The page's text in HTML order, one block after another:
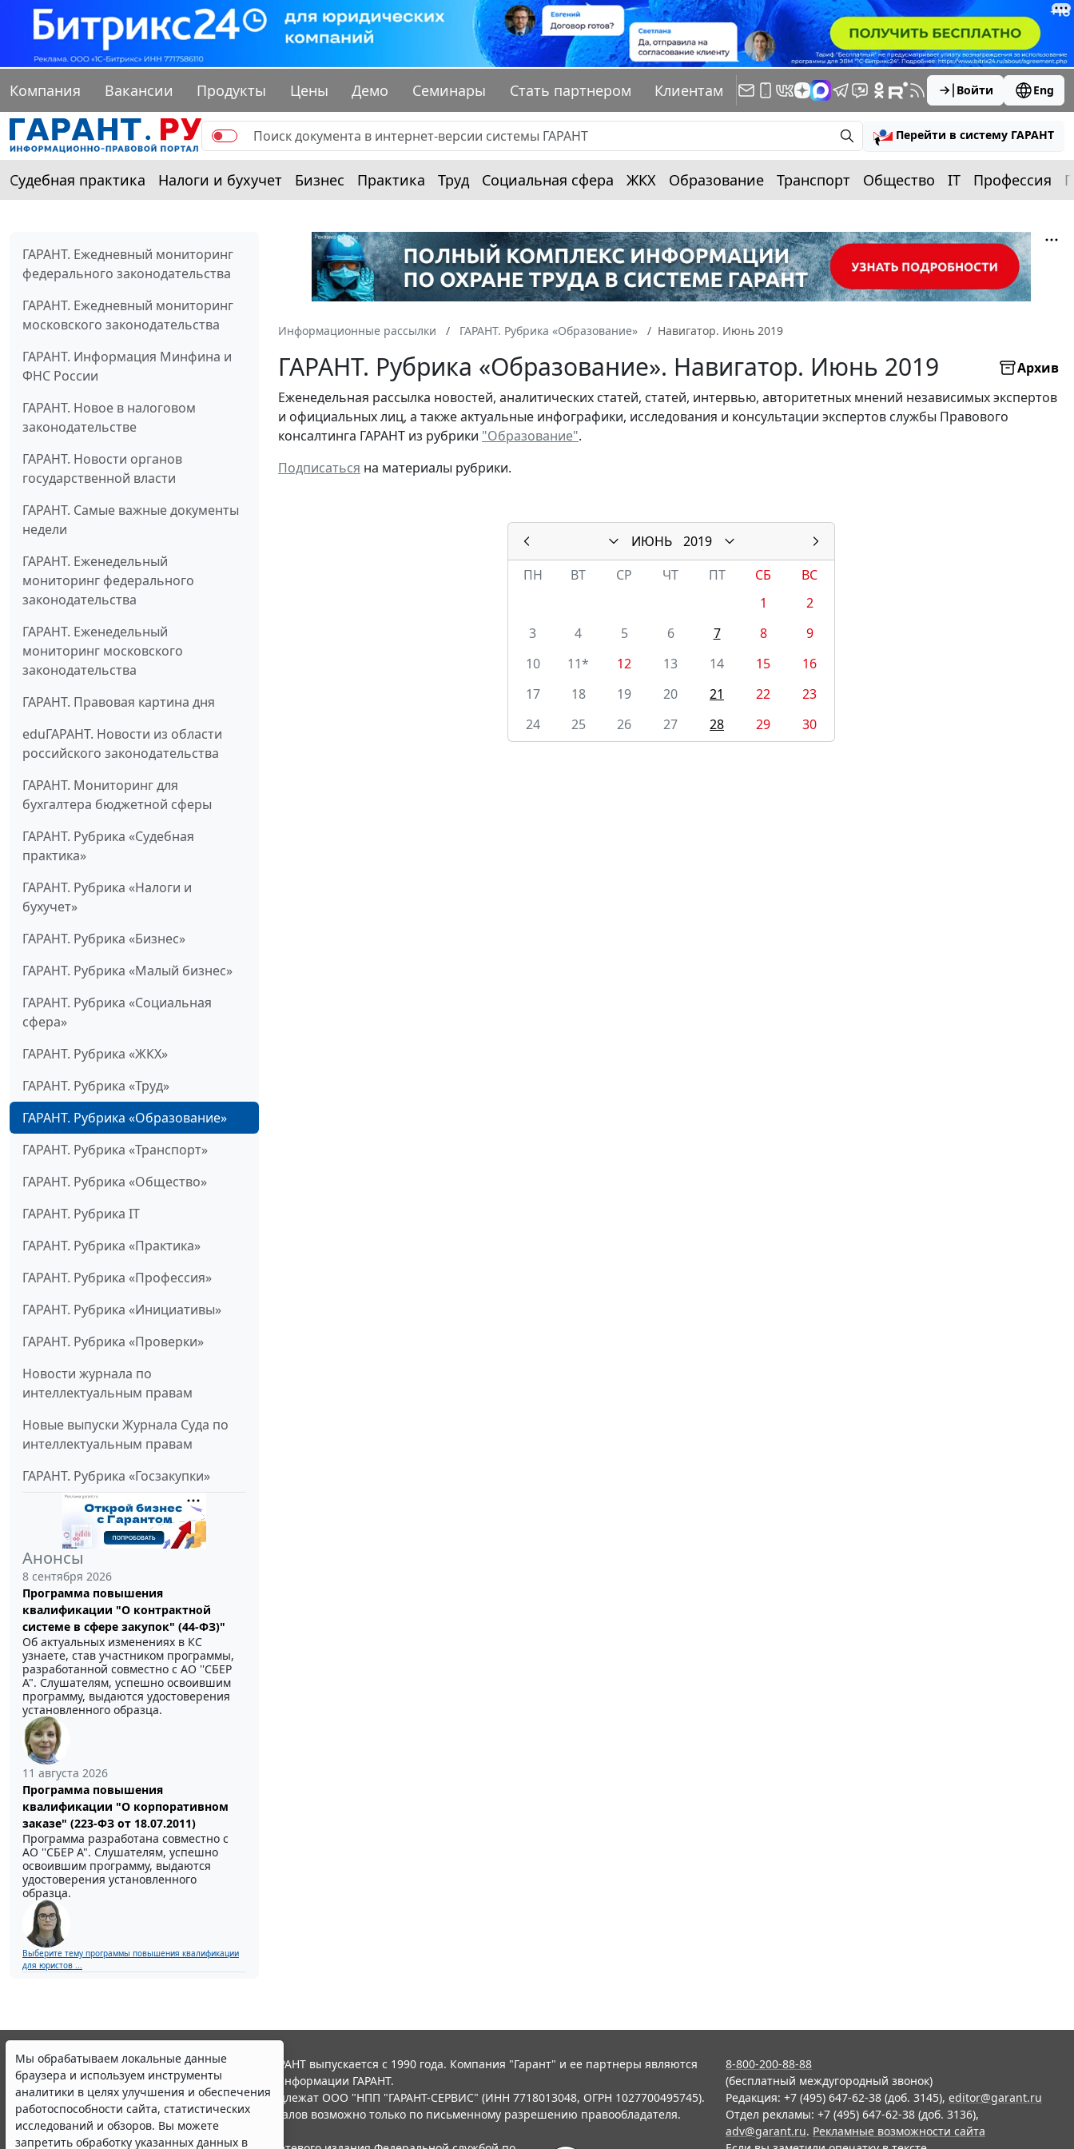
Компания Вакансии Продукты Цены Демо Семинары Стать партнером Клиентам Войти Eng
Перейти в систему ГАРАНТ
Судебная практика Налоги и бухучет Бизнес Практика Труд Социальная сфера ЖКХ Образование Транспорт Общество IT Профессия
ГАРАНТ. Ежедневный мониторинг
федерального законодательства
ГАРАНТ. Ежедневный мониторинг
московского законодательства
ГАРАНТ. Информация Минфина и
ФНС России
ГАРАНТ. Новое в налоговом
законодательстве
ГАРАНТ. Новости органов
государственной власти
ГАРАНТ. Самые важные документы
недели
ГАРАНТ. Еженедельный
мониторинг федерального
законодательства
ГАРАНТ. Еженедельный
мониторинг московского
законодательства
ГАРАНТ. Правовая картина дня
eduГАРАНТ. Новости из области
российского законодательства
ГАРАНТ. Мониторинг для
бухгалтера бюджетной сферы
ГАРАНТ. Рубрика «Судебная
практика»
ГАРАНТ. Рубрика «Налоги и
бухучет»
ГАРАНТ. Рубрика «Бизнес»
ГАРАНТ. Рубрика «Малый бизнес»
ГАРАНТ. Рубрика «Социальная
сфера»
ГАРАНТ. Рубрика «ЖКХ»
ГАРАНТ. Рубрика «Труд»
ГАРАНТ. Рубрика «Образование»
ГАРАНТ. Рубрика «Транспорт»
ГАРАНТ. Рубрика «Общество»
ГАРАНТ. Рубрика IT
ГАРАНТ. Рубрика «Практика»
ГАРАНТ. Рубрика «Профессия»
ГАРАНТ. Рубрика «Инициативы»
ГАРАНТ. Рубрика «Проверки»
Новости журнала по
интеллектуальным правам
Новые выпуски Журнала Суда по
интеллектуальным правам
ГАРАНТ. Рубрика «Госзакупки»
Анонсы
8 сентября 2026
Программа повышения
квалификации "О контрактной
системе в сфере закупок" (44-ФЗ)"
Об актуальных изменениях в КС
узнаете, став участником программы,
разработанной совместно с АО ''СБЕР
А". Слушателям, успешно освоившим
программу, выдаются удостоверения
установленного образца.
11 августа 2026
Программа повышения
квалификации "О корпоративном
заказе" (223-ФЗ от 18.07.2011)
Программа разработана совместно с
АО ''СБЕР А". Слушателям, успешно
освоившим программу, выдаются
удостоверения установленного
образца.
Выберите тему программы повышения квалификации
для юристов ...
Информационные рассылки ГАРАНТ. Рубрика «Образование» Навигатор. Июнь 2019
ГАРАНТ. Рубрика «Образование». Навигатор. Июнь 2019
Архив
Еженедельная рассылка новостей, аналитических статей, статей, интервью, авторитетных мнений независимых экспертов
и официальных лиц, а также актуальные инфографики, исследования и консультации экспертов службы Правового
консалтинга ГАРАНТ из рубрики "Образование".
Подписаться на материалы рубрики.
ИЮНЬ
2019
ПН
ВТ СР ЧТ ПТ СБ
ВС
1
2
3
4 5 6 7 8
9
10
11* 12 13 14 15
16
17
18 19 20 21 22
23
24
25 26 27 28 29 30
Мы обрабатываем локальные данные
браузера и используем инструменты
аналитики в целях улучшения и обеспечения
работоспособности сайта, статистических
исследований и обзоров. Вы можете
запретить обработку указанных данных в
© ООО "НПП "ГАРАНТ-СЕРВИС", 2026. Система ГАРАНТ выпускается с 1990 года. Компания "Гарант" и ее партнеры являются
участниками Российской ассоциации правовой информации ГАРАНТ.
Все права на материалы сайта ГАРАНТ.РУ принадлежат ООО "НПП "ГАРАНТ-СЕРВИС" (ИНН 7718013048, ОГРН 1027700495745).
Полное или частичное воспроизведение материалов возможно только по письменному разрешению правообладателя.
Правила использования портала.
8-800-200-88-88
(бесплатный междугородный звонок)
Редакция: +7 (495) 647-62-38 (доб. 3145), editor@garant.ru
Отдел рекламы: +7 (495) 647-62-38 (доб. 3136),
adv@garant.ru. Рекламные возможности сайта